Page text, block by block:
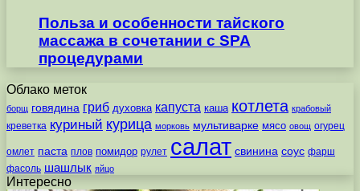
Польза и особенности тайского
массажа в сочетании с SPA
процедурами
Облако меток
борщ говядина гриб духовка капуста каша котлета крабовый
креветка куриный курица морковь мультиварке мясо овощ огурец
омлет паста плов помидор рулет салат свинина соус фарш
фасоль шашлык яйцо
Интересно